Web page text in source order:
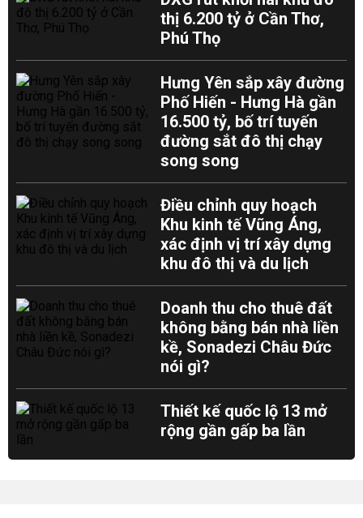
thị 6.200 tỷ ở Cần Thơ,
Phú Thọ
Hưng Yên sắp xây đường
Phố Hiến - Hưng Hà gần
16.500 tỷ, bố trí tuyến
đường sắt đô thị chạy
song song
Điều chỉnh quy hoạch
Khu kinh tế Vũng Áng,
xác định vị trí xây dựng
khu đô thị và du lịch
Doanh thu cho thuê đất
không bằng bán nhà liền
kề, Sonadezi Châu Đức
nói gì?
Thiết kế quốc lộ 13 mở
rộng gần gấp ba lần